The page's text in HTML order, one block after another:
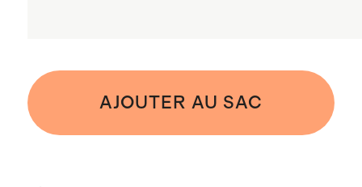
AJOUTER AU SAC